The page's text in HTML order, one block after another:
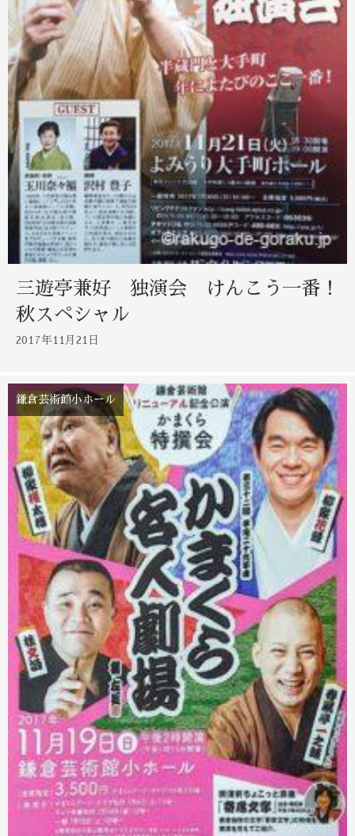
三遊亭兼好 独演会 けんこう一番！
秋スペシャル
2017年11月21日
鎌倉芸術館小ホール